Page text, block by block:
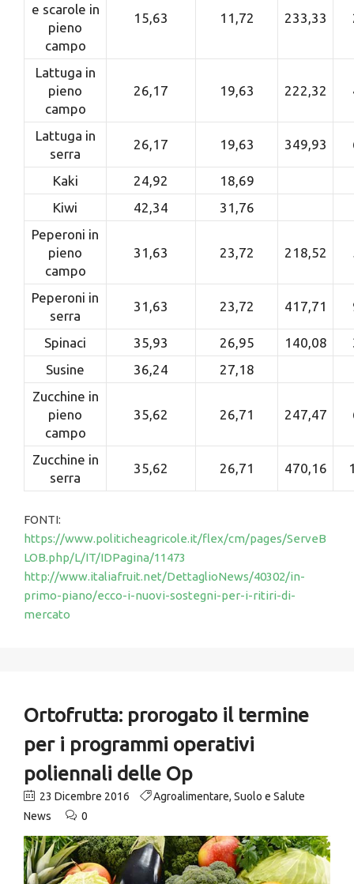
e scarole in
pieno
campo
15,63 11,72 233,33
Lattuga in
pieno
campo
26,17 19,63 222,32
Lattuga in
serra
26,17 19,63 349,93
Kaki 24,92
18,69
Kiwi
42,34
31,76
Peperoni in
pieno
campo
31,63 23,72 218,52
Peperoni in
serra
31,63 23,72 417,71
Spinaci 35,93 26,95 140,08
Susine
36,24
27,18
Zucchine in
pieno
campo
35,62 26,71 247,47
Zucchine in
serra
35,62 26,71 470,16
FONTI:
https://www.politicheagricole.it/flex/cm/pages/ServeB
LOB.php/L/IT/IDPagina/11473
http://www.italiafruit.net/DettaglioNews/40302/in-
primo-piano/ecco-i-nuovi-sostegni-per-i-ritiri-di-
mercato
Ortofrutta: prorogato il termine
per i programmi operativi
poliennali delle Op
23 Dicembre 2016 Agroalimentare, Suolo e Salute
News
0